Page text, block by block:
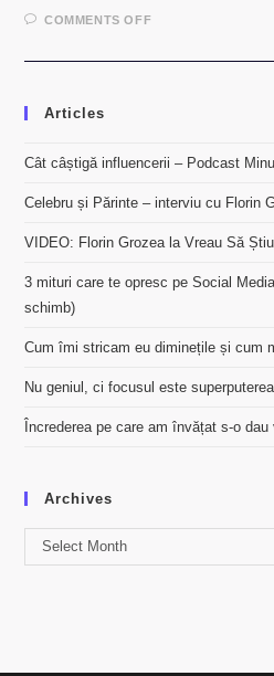
COMMENTS OFFON
ȘI
Articles
Cât câștigă influencerii – Podcast
Celebru și Părinte – interviu cu Florin
VIDEO: Florin Grozea la Vreau Să
3 mituri care te opresc pe Social
schimb)
Cum îmi stricam eu diminețile și cum
Nu geniul, ci focusul este
Încrederea pe care am învățat s-o
Archives
Archives
Select Month